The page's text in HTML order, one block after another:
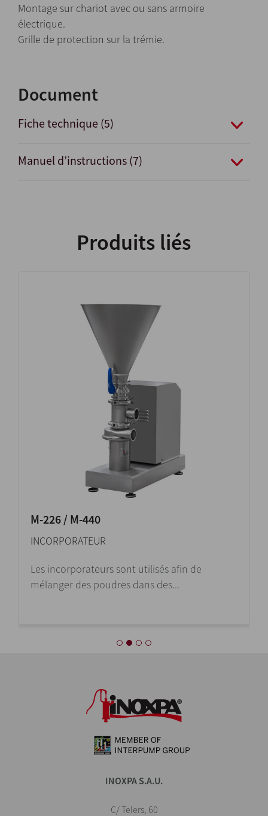
Montage sur chariot avec ou sans armoire
électrique.
Grille de protection sur la trémie.
Document
Fiche technique (5)
Manuel d’instructions (7)
Produits liés
M-226 / M-440
INCORPORATEUR
Les incorporateurs sont utilisés afin de
mélanger des poudres dans des...
INOXPA S.A.U.
C/ Telers, 60